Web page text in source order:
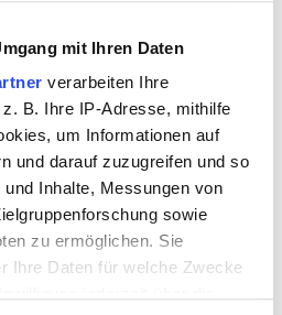
mit Ihren Daten
verarbeiten Ihre
B. Ihre IP-Adresse, mithilfe
um Informationen auf
und darauf zuzugreifen und so
Inhalte, Messungen von
sowie
zu ermöglichen. Sie
Ihre Daten für welche Zwecke
FILTERN
%